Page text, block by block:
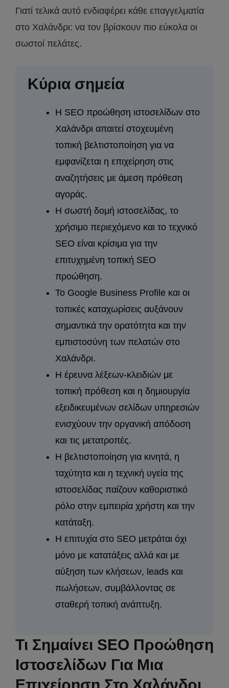
Γιατί τελικά αυτό ενδιαφέρει κάθε επαγγελματία
στο Χαλάνδρι: να τον βρίσκουν πιο εύκολα οι
σωστοί πελάτες.
Κύρια σημεία
Η SEO προώθηση ιστοσελίδων στο
Χαλάνδρι απαιτεί στοχευμένη
τοπική βελτιστοποίηση για να
εμφανίζεται η επιχείρηση στις
αναζητήσεις με άμεση πρόθεση
αγοράς.
Η σωστή δομή ιστοσελίδας, το
χρήσιμο περιεχόμενο και το τεχνικό
SEO είναι κρίσιμα για την
επιτυχημένη τοπική SEO
προώθηση.
Το Google Business Profile και οι
τοπικές καταχωρίσεις αυξάνουν
σημαντικά την ορατότητα και την
εμπιστοσύνη των πελατών στο
Χαλάνδρι.
Η έρευνα λέξεων-κλειδιών με
τοπική πρόθεση και η δημιουργία
εξειδικευμένων σελίδων υπηρεσιών
ενισχύουν την οργανική απόδοση
και τις μετατροπές.
Η βελτιστοποίηση για κινητά, η
ταχύτητα και η τεχνική υγεία της
ιστοσελίδας παίζουν καθοριστικό
ρόλο στην εμπειρία χρήστη και την
κατάταξη.
Η επιτυχία στο SEO μετράται όχι
μόνο με κατατάξεις αλλά και με
αύξηση των κλήσεων, leads και
πωλήσεων, συμβάλλοντας σε
σταθερή τοπική ανάπτυξη.
Τι Σημαίνει SEO Προώθηση
Ιστοσελίδων Για Μια
Επιχείρηση Στο Χαλάνδρι